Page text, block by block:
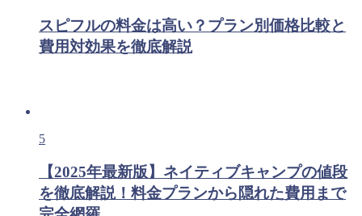
スピフルの料金は高い？プラン別価格比較と
費用対効果を徹底解説
5
【2025年最新版】ネイティブキャンプの値段
を徹底解説！料金プランから隠れた費用まで